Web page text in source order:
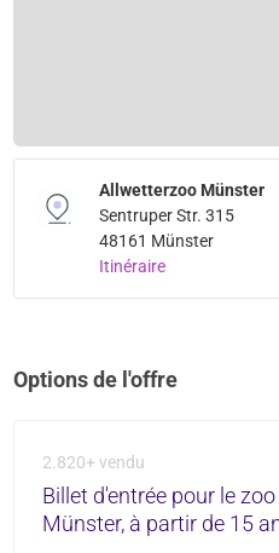
Allwetterzoo Münster
Sentruper Str. 315
48161 Münster
Itinéraire
Options de l'offre
2.820+ vendu
Billet d'entrée pour le
Münster, à partir de 15